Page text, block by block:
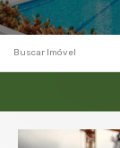
Buscar Imóvel